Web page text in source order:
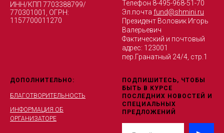
ИНН/КПП 7703388799/
770301001, ОГРН:
1157700011270
Телефон 8-495-968-51-70
Эл.почта fund@shmini.ru
Президент Воловик Игорь
Валерьевич
Фактический и почтовый
адрес: 123001
пер.Гранатный 24/4, стр.1
ДОПОЛНИТЕЛЬНО:
БЛАГОТВОРИТЕЛЬНОСТЬ
ИНФОРМАЦИЯ ОБ
ОРГАНИЗАТОРЕ
ПОДПИШИТЕСЬ, ЧТОБЫ
БЫТЬ В КУРСЕ
ПОСЛЕДНИХ НОВОСТЕЙ И
СПЕЦИАЛЬНЫХ
ПРЕДЛОЖЕНИЙ